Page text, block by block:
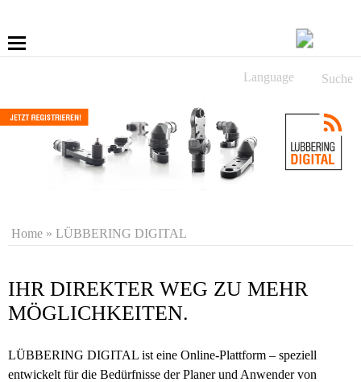
Schrauben
LÜBBERING DIGITAL
Jobs & Karriere
Suche
Language
Home » LÜBBERING DIGITAL
IHR DIREKTER WEG ZU MEHR
MÖGLICHKEITEN.
LÜBBERING DIGITAL ist eine Online-Plattform – speziell
entwickelt für die Bedürfnisse der Planer und Anwender von